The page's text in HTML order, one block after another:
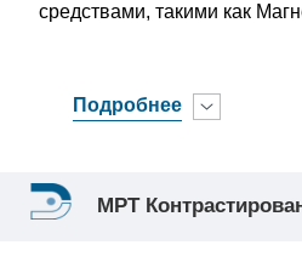
средствами, такими как
Подробнее
МРТ